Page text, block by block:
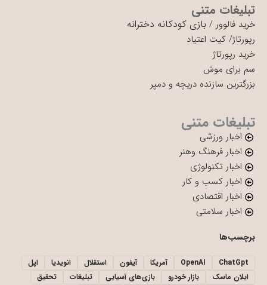
تبلیغات متنی
خرید فالوور / بازی کودکانه دخترانه
رپورتاژ/ کیت اعتیاد
خرید رپورتاژ
سم برای موش
بزرگترین سازنده دریچه و دمپر
تبلیغات متنی
اخبار ورزشی
اخبار فرهنگ وهنر
اخبار تکنولوژی
اخبار کسب و کار
اخبار اقتصادی
اخبار سلامتی
برچسب‌ها
ChatGpt
OpenAI آمریکا آیفون استقلال انویدیا
اپل
ایلان ماسک
بازار خودرو بازی‌های آسیایی تبلیغات تحقیق